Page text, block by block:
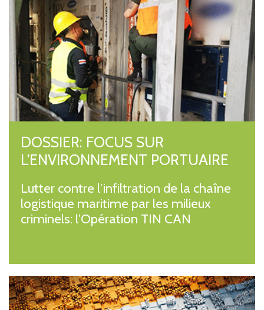
DOSSIER: FOCUS SUR
L'ENVIRONNEMENT PORTUAIRE
Lutter contre l’infiltration de la chaîne
logistique maritime par les milieux
criminels: l’Opération TIN CAN